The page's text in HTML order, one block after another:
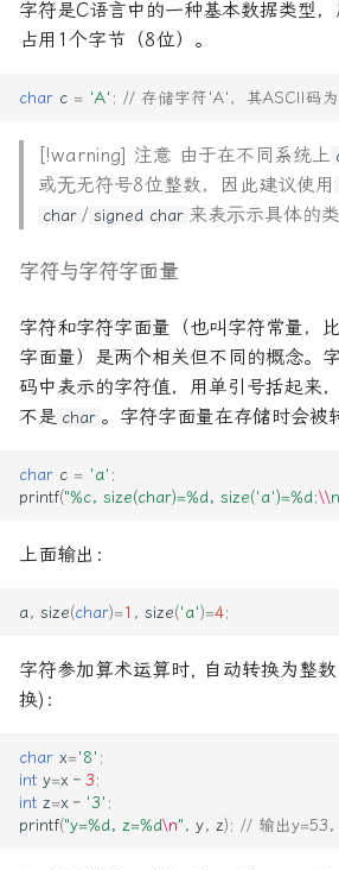
字符是C语言中的一种基本数据类型，
占用1个字节（8位）。
char c = 'A' ; // 存储字符'A'，其ASCII码
[!warning] 注意 由于在不同系统上
或⽆无符号8位整数，因此建议使⽤
char / signed char 来表⽰示具体的类
字符与字符字面量
字符和字符字面量（也叫字符常量，
字面量）是两个相关但不同的概念。
码中表示的字符值，用单引号括起来
不是 char 。字符字面量在存储时会被
char c = 'a' ;
printf("%c, size(char)=%d, size('a')=%d;\\
上面输出：
a, size(char)=1 , size('a')=4;
字符参加算术运算时, 自动转换为整
换)：
char x='8' ;
int y=x ‐ 3;
int z=x ‐ '3' ;
printf("y=%d, z=%d\n", y, z); // 输出y=53,